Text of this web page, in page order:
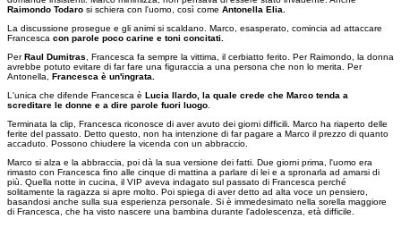
Raimondo Todaro si schiera con l'uomo, così come Antonella Elia.
La discussione prosegue e gli animi si scaldano. Marco, esasperato, comincia ad attaccare
Francesca con parole poco carine e toni concitati.
PerRaul Dumitras , Francesca fa sempre la vittima, il cerbiatto ferito. Per Raimondo, la donna
avrebbe potuto evitare di far fare una figuraccia a una persona che non lo merita. Per
Antonella, Francesca è un'ingrata.
L'unica che difende Francesca è Lucia Ilardo, la quale crede che Marco tenda a
screditare le donne e a dire parole fuori luogo
Terminata la clip, Francesca riconosce di aver avuto dei giorni difficili. Marco ha riaperto delle
ferite del passato. Detto questo, non ha intenzione di far pagare a Marco il prezzo di quanto
accaduto. Possono chiudere la vicenda con un abbraccio.
Marco si alza e la abbraccia, poi dà la sua versione dei fatti. Due giorni prima, l'uomo era
rimasto con Francesca fino alle cinque di mattina a parlare di lei e a spronarla ad amarsi di
più. Quella notte in cucina, il VIP aveva indagato sul passato di Francesca perché
solitamente la ragazza si apre molto. Poi spiega di aver detto ad alta voce un pensiero,
basandosi anche sulla sua esperienza personale. Si è immedesimato nella sorella maggiore
di Francesca, che ha visto nascere una bambina durante l'adolescenza, età difficile.